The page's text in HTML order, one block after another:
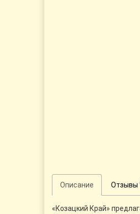
Описание Отзывы
«Козацкий Край»